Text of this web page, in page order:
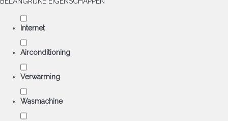
Internet
Airconditioning
Verwarming
Wasmachine